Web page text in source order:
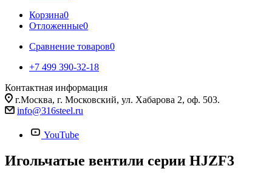
Корзина0
Отложенные0
Сравнение товаров0
+7 499 390-32-18
Контактная информация
г.Москва, г. Московский, ул. Хабарова 2, оф. 503.
info@316steel.ru
YouTube
Игольчатые вентили серии HJZF3